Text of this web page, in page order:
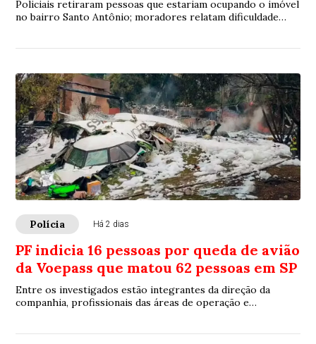
Policiais retiraram pessoas que estariam ocupando o imóvel
no bairro Santo Antônio; moradores relatam dificuldade
Polícia Há 2 dias
PF indicia 16 pessoas por queda de avião
da Voepass que matou 62 pessoas em SP
Entre os investigados estão integrantes da direção da
companhia, profissionais das áreas de operação e